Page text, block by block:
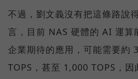
不過，劉文義沒有把這條路說
言，目前 NAS 硬體的 AI 運算
企業期待的應用，可能需要約
TOPS，甚至 1,000 TOPS，因